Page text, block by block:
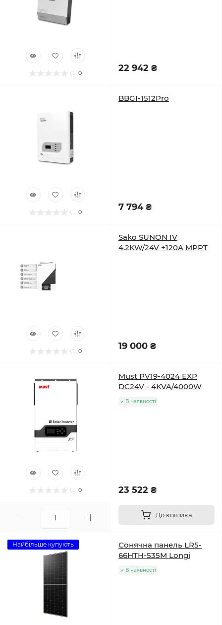
0 22 942 ₴
0
BBGI-1512Pro
7 794 ₴
0
Sako SUNON IV
4.2KW/24V +120A MPPT
19 000 ₴
0
Must PV19-4024 EXP
DC24V - 4KVA/4000W
В наявності
23 522 ₴
До кошика
Найбільше купують
Сонячна панель LR5-
66HTH-535M Longi
В наявності